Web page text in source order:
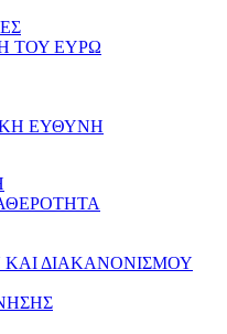
ΤΟΥ ΕΥΡΩ
ΕΥΘΥΝΗ
ΔΙΑΚΑΝΟΝΙΣΜΟΥ